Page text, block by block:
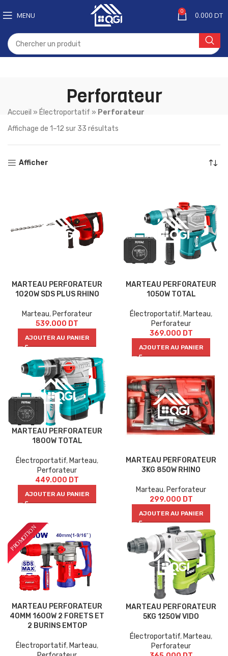
MENU 0 0.000 DT
Perforateur
Accueil » Électroportatif » Perforateur
Affichage de 1–12 sur 33 résultats
Afficher
MARTEAU PERFORATEUR
1020W SDS PLUS RHINO
Marteau, Perforateur
539.000 DT
AJOUTER AU PANIER
MARTEAU PERFORATEUR
1050W TOTAL
Électroportatif, Marteau,
Perforateur
369.000 DT
AJOUTER AU PANIER
MARTEAU PERFORATEUR
1800W TOTAL
Électroportatif, Marteau,
Perforateur
449.000 DT
AJOUTER AU PANIER
MARTEAU PERFORATEUR
3KG 850W RHINO
Marteau, Perforateur
299.000 DT
AJOUTER AU PANIER
MARTEAU PERFORATEUR
40MM 160OW 2 FORETS ET
2 BURINS EMTOP
Électroportatif, Marteau,
MARTEAU PERFORATEUR
5KG 1250W VIDO
Électroportatif, Marteau,
Perforateur